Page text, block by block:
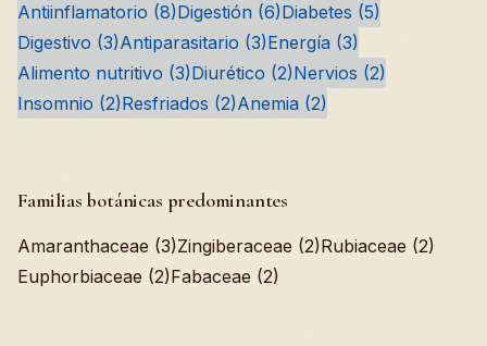
Antiinflamatorio (8)Digestión (6)Diabetes (5)
Digestivo (3)Antiparasitario (3)Energía (3)
Alimento nutritivo (3)Diurético (2)Nervios (2)
Insomnio (2)Resfriados (2)Anemia (2)
Familias botánicas predominantes
Amaranthaceae (3)Zingiberaceae (2)Rubiaceae (2)
Euphorbiaceae (2)Fabaceae (2)